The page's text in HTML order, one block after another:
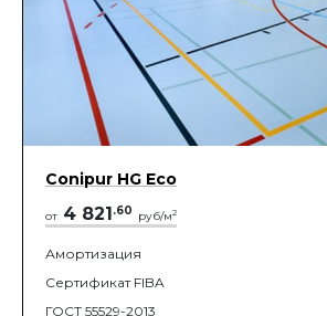
Conipur HG Eco
от 4 821.60 руб/м2
Амортизация
Сертификат FIBA
ГОСТ 55529-2013